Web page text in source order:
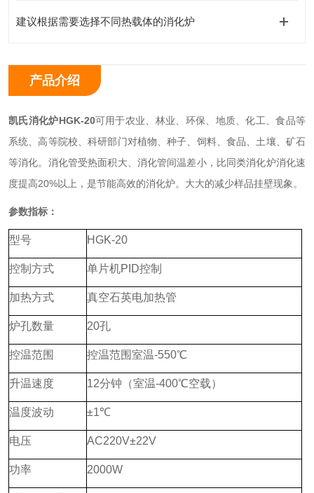
建议根据需要选择不同热载体的消化炉
产品介绍
凯氏消化炉HGK-20可用于农业、林业、环保、地质、化工、食品等
系统、高等院校、科研部门对植物、种子、饲料、食品、土壤、矿石
等消化。消化管受热面积大、消化管间温差小，比同类消化炉消化速
度提高20%以上，是节能高效的消化炉。大大的减少样品挂壁现象。
参数指标：
型号 HGK-20
控制方式 单片机PID控制
加热方式 真空石英电加热管
炉孔数量 20孔
控温范围 控温范围室温-550℃
升温速度 12分钟（室温-400℃空载）
温度波动 ±1℃
电压 AC220V±22V
功率 2000W